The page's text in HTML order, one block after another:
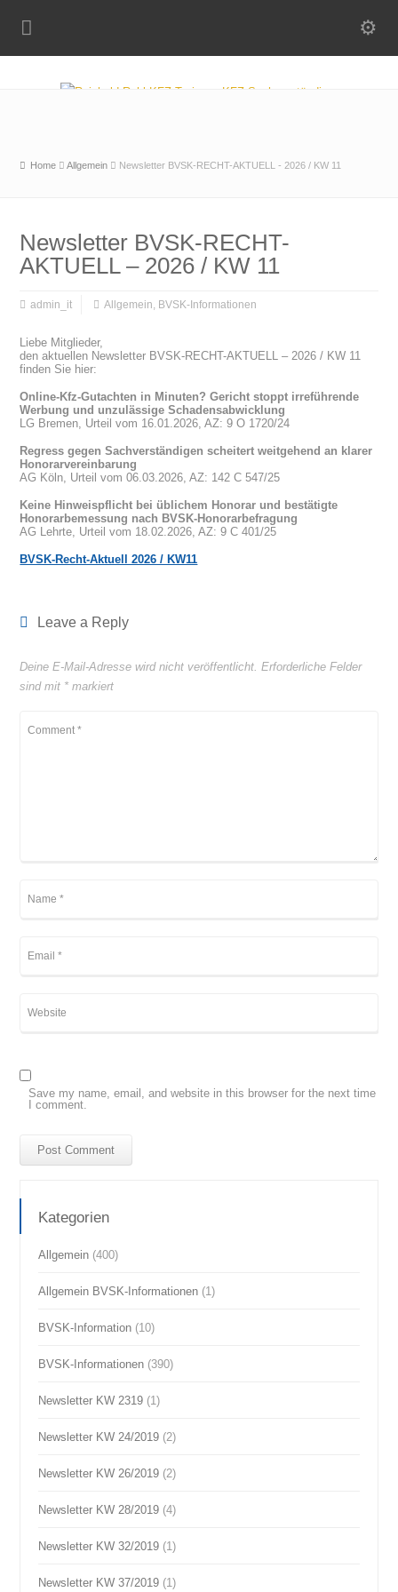
Home Allgemein Newsletter BVSK-RECHT-AKTUELL - 2026 / KW 11
Newsletter BVSK-RECHT-
AKTUELL – 2026 / KW 11
admin_it Allgemein, BVSK-Informationen
Liebe Mitglieder,
den aktuellen Newsletter BVSK-RECHT-AKTUELL – 2026 / KW 11
finden Sie hier:
Online-Kfz-Gutachten in Minuten? Gericht stoppt irreführende
Werbung und unzulässige Schadensabwicklung
LG Bremen, Urteil vom 16.01.2026, AZ: 9 O 1720/24
Regress gegen Sachverständigen scheitert weitgehend an klarer
Honorarvereinbarung
AG Köln, Urteil vom 06.03.2026, AZ: 142 C 547/25
Keine Hinweispflicht bei üblichem Honorar und bestätigte
Honorarbemessung nach BVSK-Honorarbefragung
AG Lehrte, Urteil vom 18.02.2026, AZ: 9 C 401/25
BVSK-Recht-Aktuell 2026 / KW11
Leave a Reply
Deine E-Mail-Adresse wird nicht veröffentlicht. Erforderliche Felder
sind mit * markiert
Save my name, email, and website in this browser for the next time
I comment.
Kategorien
Allgemein (400)
Allgemein BVSK-Informationen (1)
BVSK-Information (10)
BVSK-Informationen (390)
Newsletter KW 2319 (1)
Newsletter KW 24/2019 (2)
Newsletter KW 26/2019 (2)
Newsletter KW 28/2019 (4)
Newsletter KW 32/2019 (1)
Newsletter KW 37/2019 (1)